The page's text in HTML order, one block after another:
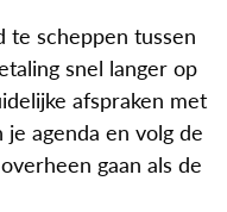
te scheppen tussen
snel langer op
afspraken met
agenda en volg de
gaan als de